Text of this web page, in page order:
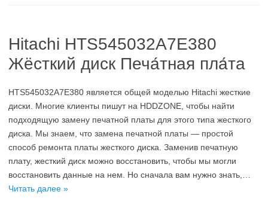
Hitachi HTS545032A7E380
Жёсткий диск Печа́тная пла́та
HTS545032A7E380 является общей моделью Hitachi жесткие
диски. Многие клиенты пишут на HDDZONE, чтобы найти
подходящую замену печатной платы для этого типа жесткого
диска. Мы знаем, что замена печатной платы — простой
способ ремонта платы жесткого диска. Заменив печатную
плату, жесткий диск можно восстановить, чтобы мы могли
восстановить данные на нем. Но сначала вам нужно знать,…
Читать далее »